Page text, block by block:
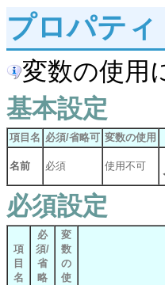
プロパティ
変数の使用
基本設定
項目名 必須/省略可 変数の使用
名前 必須 使用不可
必須設定
項
目
名
必
須/
省
略
変
数
の
使